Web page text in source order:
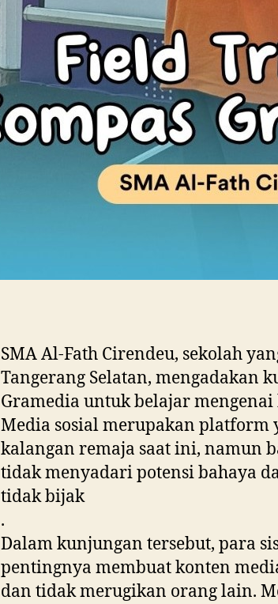
SMA Al-Fath Cirendeu, sekolah
Tangerang Selatan, mengadakan
Gramedia untuk belajar mengenai
Media sosial merupakan platform
kalangan remaja saat ini, namun
tidak menyadari potensi bahaya
tidak bijak
.
Dalam kunjungan tersebut, para
pentingnya membuat konten
dan tidak merugikan orang lain.